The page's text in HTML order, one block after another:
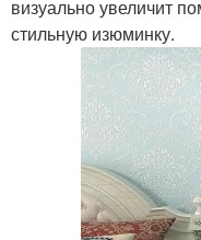
визуально увеличит
стильную изюминку.